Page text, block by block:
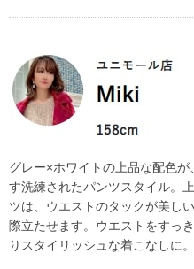
グレー×ホワイトの上品な配色
す洗練されたパンツスタイル。
ツは、ウエストのタックが美し
際立たせます。ウエストをすっ
りスタイリッシュな着こなしに。